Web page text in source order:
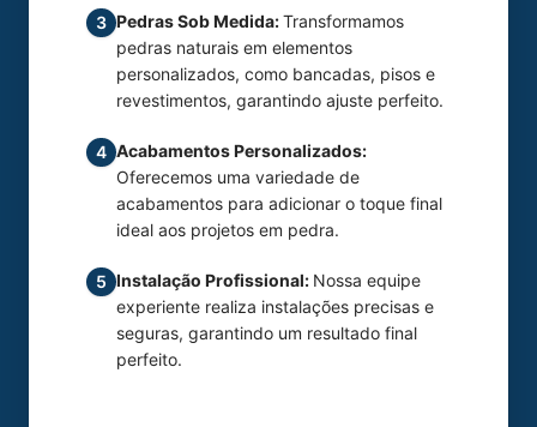
3 Pedras Sob Medida:Transformamos
pedras naturais em elementos
personalizados, como bancadas, pisos e
revestimentos, garantindo ajuste perfeito.
4 Acabamentos Personalizados:
Oferecemos uma variedade de
acabamentos para adicionar o toque final
ideal aos projetos em pedra.
5 Instalação Profissional: Nossa equipe
experiente realiza instalações precisas e
seguras, garantindo um resultado final
perfeito.